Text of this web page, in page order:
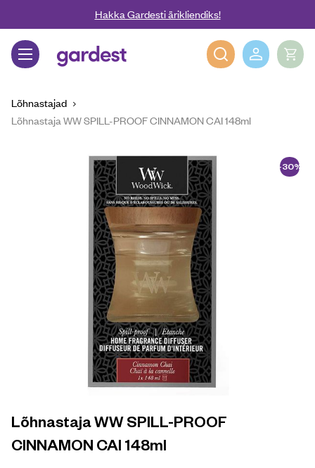
Liigu edasi põhisisu juurdeHakka Gardesti ärikliendiks!
Gardest
Lõhnastajad
Lõhnastaja WW SPILL-PROOF CINNAMON CAI 148ml
-30%
Lõhnastaja WW SPILL-PROOF
CINNAMON CAI 148ml